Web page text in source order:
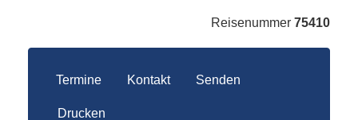
Reisenummer 75410
Termine Kontakt Senden
Drucken